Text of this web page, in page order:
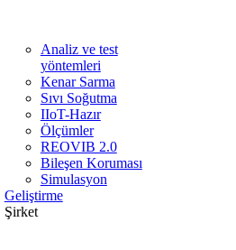
Analiz ve test
yöntemleri
Kenar Sarma
Sıvı Soğutma
IIoT-Hazır
Ölçümler
REOVIB 2.0
Bileşen Koruması
Simulasyon
Geliştirme
Şirket